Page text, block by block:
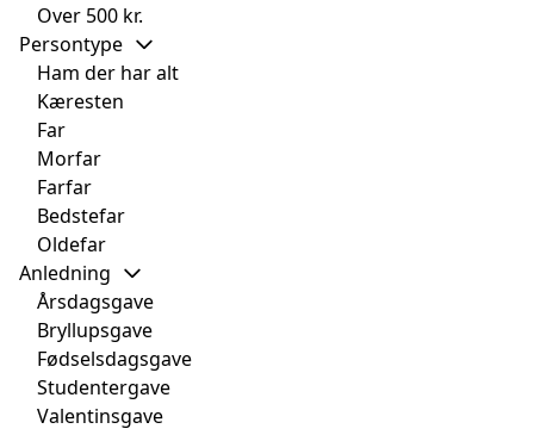
Over 500 kr.
Persontype
Ham der har alt
Kæresten
Far
Morfar
Farfar
Bedstefar
Oldefar
Anledning
Årsdagsgave
Bryllupsgave
Fødselsdagsgave
Studentergave
Valentinsgave